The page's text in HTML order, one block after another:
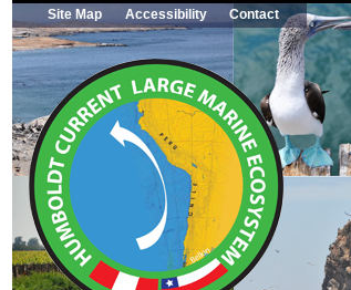
Cambiar
a
contenido.
|
Saltar
navegación
SeccionesSite Map Accessibility Contact